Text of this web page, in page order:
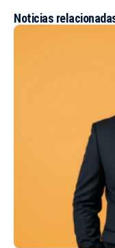
Noticias